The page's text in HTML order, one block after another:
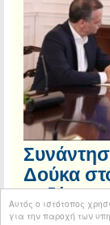
Αυτός ο ιστότοπος
για την παροχή των
Δούκα